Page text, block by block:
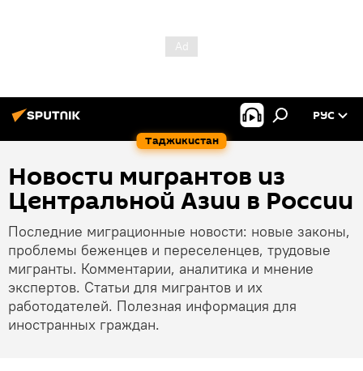
Таджикистан
РУС
Новости мигрантов из
Центральной Азии в России
Последние миграционные новости: новые законы,
проблемы беженцев и переселенцев, трудовые
мигранты. Комментарии, аналитика и мнение
экспертов. Статьи для мигрантов и их
работодателей. Полезная информация для
иностранных граждан.